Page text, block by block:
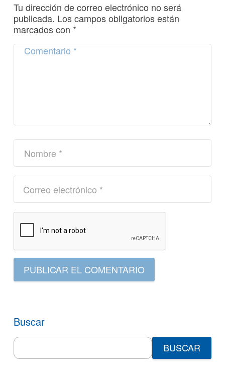
Tu dirección de correo electrónico no será
publicada. Los campos obligatorios están
marcados con *
PUBLICAR EL COMENTARIO
Buscar
Search
for: